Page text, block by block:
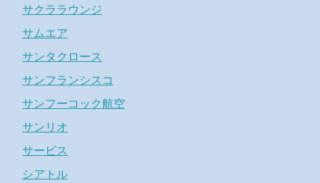
サクララウンジ
サムエア
サンタクロース
サンフランシスコ
サンフーコック航空
サンリオ
サービス
シアトル